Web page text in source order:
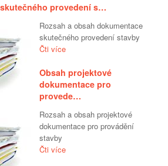
provedení s…
Rozsah a obsah dokumentace
skutečného provedení stavby
Čti více
Obsah projektové
dokumentace pro
provede…
Rozsah a obsah projektové
dokumentace pro provádění
stavby
Čti více